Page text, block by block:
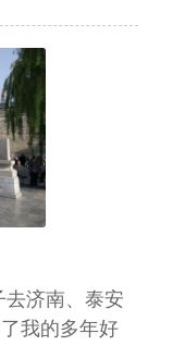
济南、泰安
我的多年好